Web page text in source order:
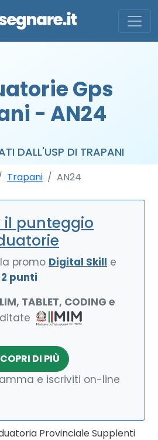
Gps
- AN24
DALL'USP DI TRAPANI
Trapani AN24
punteggio
promo Digital Skill e
2 punti
LIM, TABLET, CODING e
DI PIÙ
e iscriviti on-line
Provinciale Supplenti